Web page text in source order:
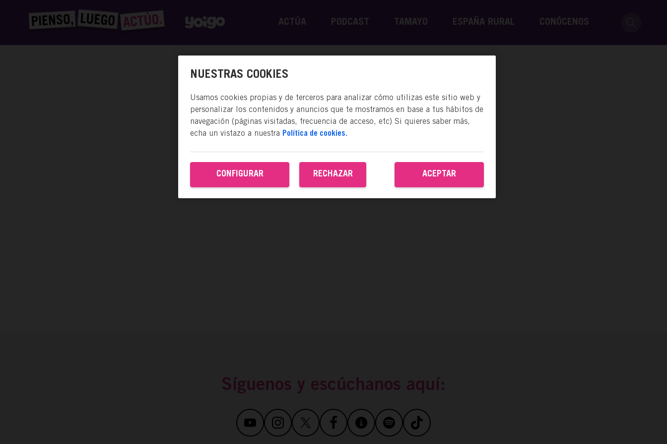
ACTÚA PODCAST TAMAYO ESPAÑA RURAL CONÓCENOS
Síguenos y escúchanos aquí:
NUESTRAS COOKIES
Usamos cookies propias y de terceros para analizar cómo utilizas este sitio web y
personalizar los contenidos y anuncios que te mostramos en base a tus hábitos de
navegación (páginas visitadas, frecuencia de acceso, etc) Si quieres saber más,
echa un vistazo a nuestra Política de cookies.
RECHAZAR ACEPTAR
CONFIGURAR